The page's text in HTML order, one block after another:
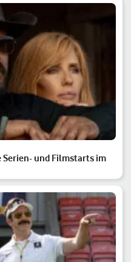
Serien- und Filmstarts im